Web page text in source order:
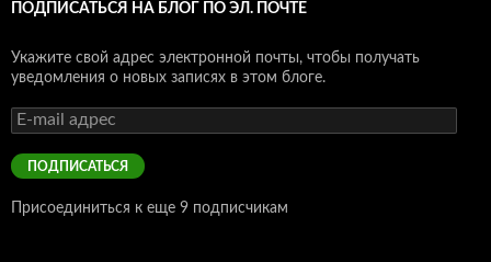
ПОДПИСАТЬСЯ НА БЛОГ ПО ЭЛ. ПОЧТЕ
Укажите свой адрес электронной почты, чтобы получать
уведомления о новых записях в этом блоге.
E-
mail
адрес
ПОДПИСАТЬСЯ
Присоединиться к еще 9 подписчикам